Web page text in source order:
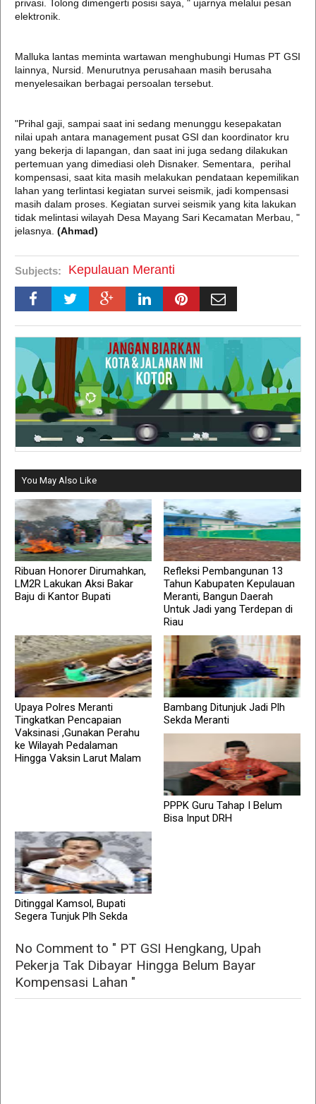
privasi. Tolong dimengerti posisi saya, " ujarnya melalui pesan
elektronik.
Malluka lantas meminta wartawan menghubungi Humas PT GSI
lainnya, Nursid. Menurutnya perusahaan masih berusaha
menyelesaikan berbagai persoalan tersebut.
"Prihal gaji, sampai saat ini sedang menunggu kesepakatan
nilai upah antara management pusat GSI dan koordinator kru
yang bekerja di lapangan, dan saat ini juga sedang dilakukan
pertemuan yang dimediasi oleh Disnaker. Sementara, perihal
kompensasi, saat kita masih melakukan pendataan kepemilikan
lahan yang terlintasi kegiatan survei seismik, jadi kompensasi
masih dalam proses. Kegiatan survei seismik yang kita lakukan
tidak melintasi wilayah Desa Mayang Sari Kecamatan Merbau, "
jelasnya. (Ahmad)
Subjects: Kepulauan Meranti
You May Also Like
Ribuan Honorer Dirumahkan,
LM2R Lakukan Aksi Bakar
Baju di Kantor Bupati
Refleksi Pembangunan 13
Tahun Kabupaten Kepulauan
Meranti, Bangun Daerah
Untuk Jadi yang Terdepan di
Riau
Upaya Polres Meranti
Tingkatkan Pencapaian
Vaksinasi ,Gunakan Perahu
ke Wilayah Pedalaman
Hingga Vaksin Larut Malam
Bambang Ditunjuk Jadi Plh
Sekda Meranti
PPPK Guru Tahap I Belum
Bisa Input DRH
Ditinggal Kamsol, Bupati
Segera Tunjuk Plh Sekda
No Comment to " PT GSI Hengkang, Upah
Pekerja Tak Dibayar Hingga Belum Bayar
Kompensasi Lahan "